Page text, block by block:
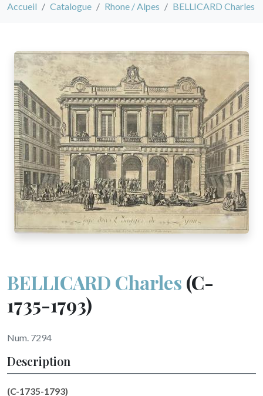
Accueil Catalogue Rhone / Alpes BELLICARD Charles
BELLICARD Charles (C-
1735-1793)
Num. 7294
Description
(C-1735-1793)